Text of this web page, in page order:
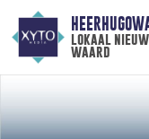
lokaal
waard